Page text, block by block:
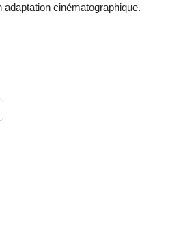
cinématographique.